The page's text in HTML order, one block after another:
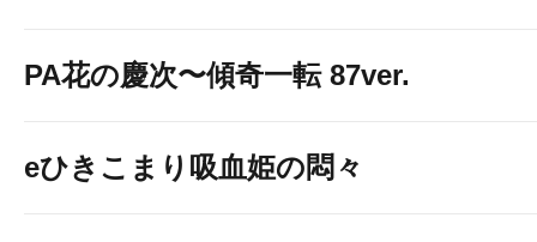
PA花の慶次〜傾奇一転 87ver.
eひきこまり吸血姫の悶々